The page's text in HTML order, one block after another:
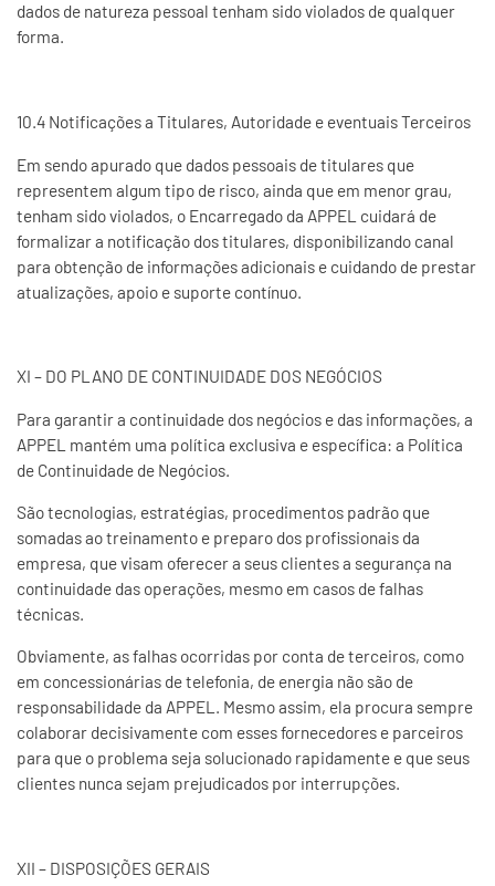
dados de natureza pessoal tenham sido violados de qualquer
forma.
10.4 Notificações a Titulares, Autoridade e eventuais Terceiros
Em sendo apurado que dados pessoais de titulares que
representem algum tipo de risco, ainda que em menor grau,
tenham sido violados, o Encarregado da APPEL cuidará de
formalizar a notificação dos titulares, disponibilizando canal
para obtenção de informações adicionais e cuidando de prestar
atualizações, apoio e suporte contínuo.
XI – DO PLANO DE CONTINUIDADE DOS NEGÓCIOS
Para garantir a continuidade dos negócios e das informações, a
APPEL mantém uma política exclusiva e específica: a Política
de Continuidade de Negócios.
São tecnologias, estratégias, procedimentos padrão que
somadas ao treinamento e preparo dos profissionais da
empresa, que visam oferecer a seus clientes a segurança na
continuidade das operações, mesmo em casos de falhas
técnicas.
Obviamente, as falhas ocorridas por conta de terceiros, como
em concessionárias de telefonia, de energia não são de
responsabilidade da APPEL. Mesmo assim, ela procura sempre
colaborar decisivamente com esses fornecedores e parceiros
para que o problema seja solucionado rapidamente e que seus
clientes nunca sejam prejudicados por interrupções.
XII – DISPOSIÇÕES GERAIS